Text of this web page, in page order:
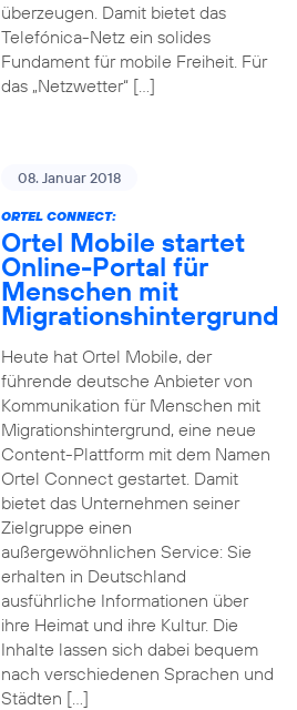
überzeugen. Damit bietet das
Telefónica-Netz ein solides
Fundament für mobile Freiheit. Für
das „Netzwetter“ […]
08. Januar 2018
ORTEL CONNECT:
Ortel Mobile startet
Online-Portal für
Menschen mit
Migrationshintergrund
Heute hat Ortel Mobile, der
führende deutsche Anbieter von
Kommunikation für Menschen mit
Migrationshintergrund, eine neue
Content-Plattform mit dem Namen
Ortel Connect gestartet. Damit
bietet das Unternehmen seiner
Zielgruppe einen
außergewöhnlichen Service: Sie
erhalten in Deutschland
ausführliche Informationen über
ihre Heimat und ihre Kultur. Die
Inhalte lassen sich dabei bequem
nach verschiedenen Sprachen und
Städten […]